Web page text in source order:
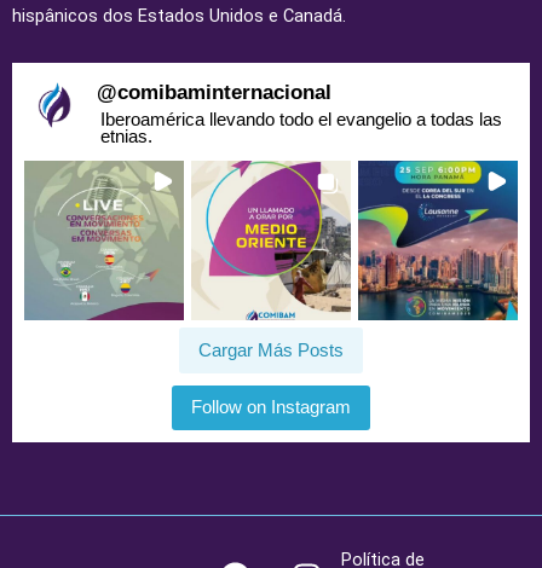
hispânicos dos Estados Unidos e Canadá.
@comibaminternacional
Iberoamérica llevando todo el evangelio a todas las
etnias.
Cargar Más Posts
Follow on Instagram
F I Política de